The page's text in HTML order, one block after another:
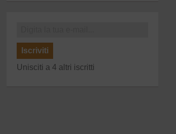
Iscriviti
Unisciti a 4 altri iscritti